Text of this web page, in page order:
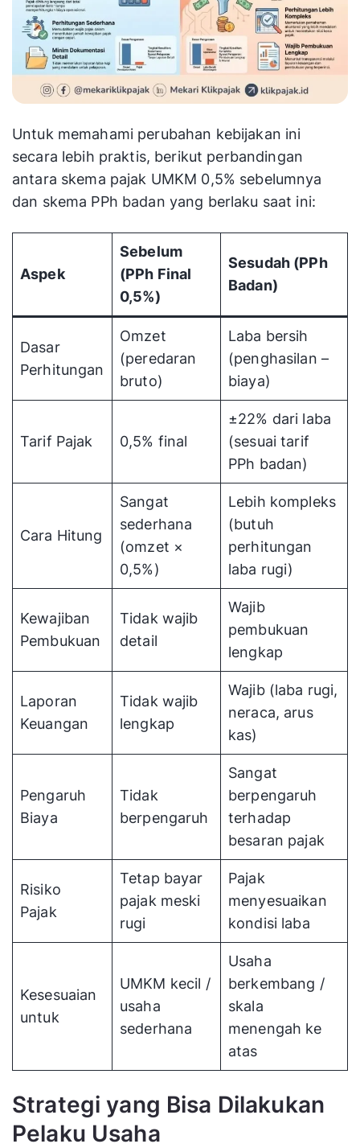
Untuk memahami perubahan kebijakan ini
secara lebih praktis, berikut perbandingan
antara skema pajak UMKM 0,5% sebelumnya
dan skema PPh badan yang berlaku saat ini:
Aspek
Sebelum
(PPh Final
0,5%)
Sesudah (PPh
Badan)
Dasar
Perhitungan
Omzet
(peredaran
bruto)
Laba bersih
(penghasilan –
biaya)
Tarif Pajak 0,5% final
±22% dari laba
(sesuai tarif
PPh badan)
Cara Hitung
Sangat
sederhana
(omzet ×
0,5%)
Lebih kompleks
(butuh
perhitungan
laba rugi)
Kewajiban
Pembukuan
Tidak wajib
detail
Wajib
pembukuan
lengkap
Laporan
Keuangan
Tidak wajib
lengkap
Wajib (laba rugi,
neraca, arus
kas)
Pengaruh
Biaya
Tidak
berpengaruh
Sangat
berpengaruh
terhadap
besaran pajak
Risiko
Pajak
Tetap bayar
pajak meski
rugi
Pajak
menyesuaikan
kondisi laba
Kesesuaian
untuk
UMKM kecil /
usaha
sederhana
Usaha
berkembang /
skala
menengah ke
atas
Strategi yang Bisa Dilakukan
Pelaku Usaha